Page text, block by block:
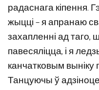
радаснага кіпення.
жыцці – я апранаю
захапленні ад таго,
павесяліцца, і я
канчатковым выніку
Танцуючы ў